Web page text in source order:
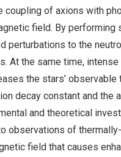
of axions with
field. By
to the
At the same time,
the stars’ observable
decay constant and the
and theoretical
observations of
field that causes